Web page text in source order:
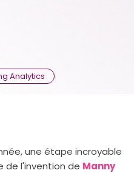
Analytics
une étape incroyable
de l'invention de Manny